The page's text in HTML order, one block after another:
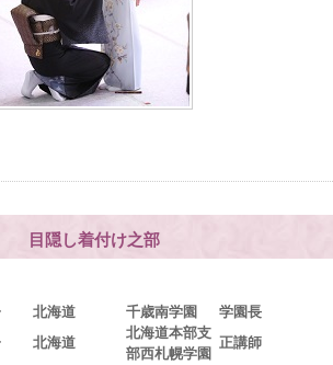
目隠し着付け之部
北海道 千歳南学園
学園長
北海道
北海道本部支
部西札幌学園
正講師